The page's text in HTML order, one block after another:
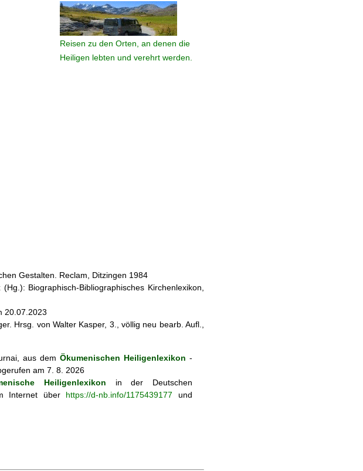
Reisen zu den Orten, an denen die
Heiligen lebten und verehrt werden.
Gestalten. Reclam, Ditzingen 1984
Biographisch-Bibliographisches Kirchenlexikon,
20.07.2023
Hrsg. von Walter Kasper, 3., völlig neu bearb. Aufl.,
aus dem Ökumenischen Heiligenlexikon -
am 7. 8. 2026
Heiligenlexikon in der Deutschen
Internet über https://d-nb.info/1175439177 und